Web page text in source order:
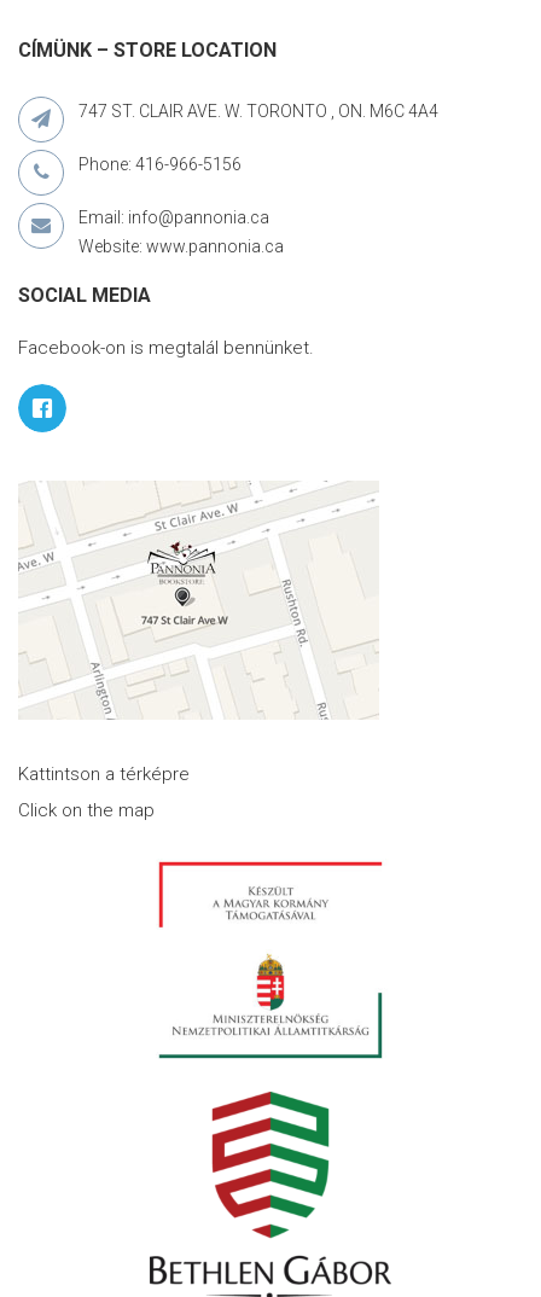
CÍMÜNK – STORE LOCATION
747 ST. CLAIR AVE. W. TORONTO , ON. M6C 4A4
Phone: 416-966-5156
Email: info@pannonia.ca
Website: www.pannonia.ca
SOCIAL MEDIA
Facebook-on is megtalál bennünket.
Kattintson a térképre
Click on the map